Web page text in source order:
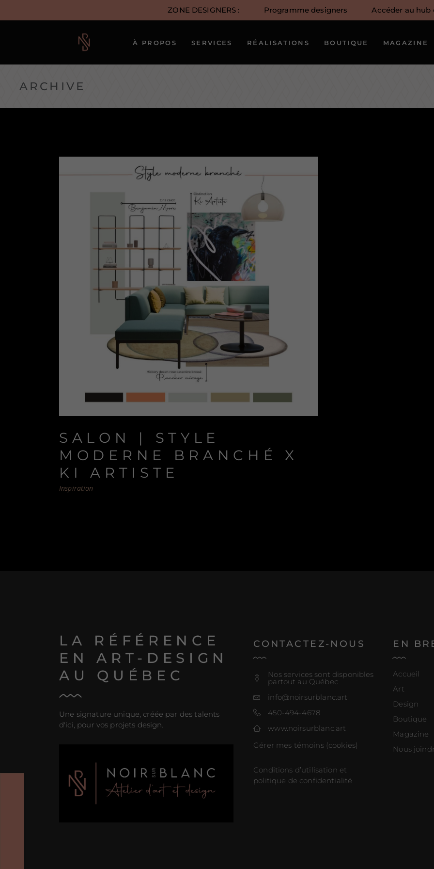
ZONE DESIGNERS : Programme designers Accéder au hub
À PROPOS SERVICES RÉALISATIONS BOUTIQUE MAGAZINE
Notre approche
Notre équipe
Nos artistes
ARCHIVE
SALON | STYLE
MODERNE BRANCHÉ X
KI ARTISTE
Inspiration
LA RÉFÉRENCE
EN ART-DESIGN
AU QUÉBEC
Une signature unique, créée par des talents
d'ici, pour vos projets design.
CONTACTEZ-NOUS
Nos services sont disponibles
partout au Québec
info@noirsurblanc.art
450-494-4678
www.noirsurblanc.art
Gérer mes témoins (cookies)
Conditions d’utilisation et
politique de confidentialité
EN
Accueil
Art
Design
Boutique
Magazine
Nous